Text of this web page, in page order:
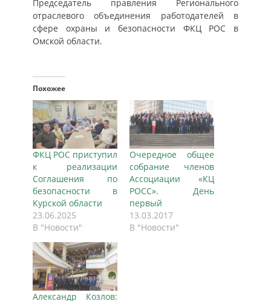
Председатель правления Регионального
отраслевого объединения работодателей в
сфере охраны и безопасности ФКЦ РОС в
Омской области.
Похожее
ФКЦ РОС приступил
к реализации
Cоглашения по
безопасности в
Курской области
23.06.2025
В "Новости"
Очередное общее
собрание членов
Ассоциации «КЦ
РОСС». День
первый
13.03.2017
В "Новости"
Александр Козлов: